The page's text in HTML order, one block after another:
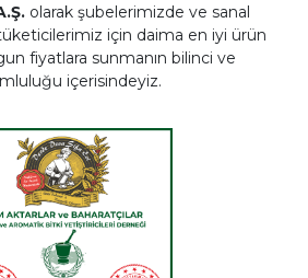
olarak şubelerimizde ve sanal
için daima en iyi ürün
fiyatlara sunmanın bilinci ve
içerisindeyiz.